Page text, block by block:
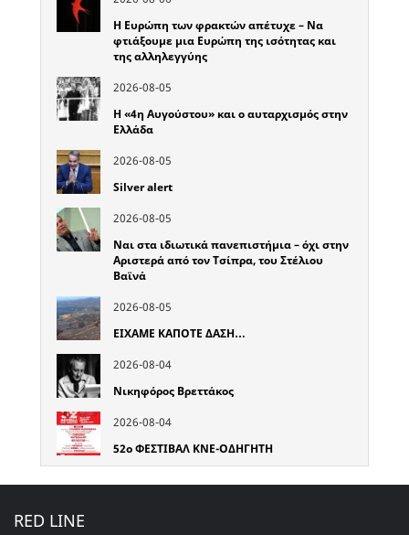
Η Ευρώπη των φρακτών απέτυχε – Να
φτιάξουμε μια Ευρώπη της ισότητας και
της αλληλεγγύης
2026-08-05
Η «4η Αυγούστου» και ο αυταρχισμός στην
Ελλάδα
2026-08-05
Silver alert
2026-08-05
Ναι στα ιδιωτικά πανεπιστήμια – όχι στην
Αριστερά από τον Τσίπρα, του Στέλιου
Βαϊνά
2026-08-05
ΕΙΧΑΜΕ ΚΑΠΟΤΕ ΔΑΣΗ…
2026-08-04
Νικηφόρος Βρεττάκος
2026-08-04
52o ΦΕΣΤΙΒΑΛ ΚΝΕ-ΟΔΗΓΗΤΗ
RED LINE